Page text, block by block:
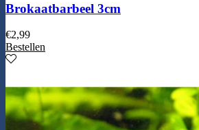
Brokaatbarbeel 3cm
€2,99
Bestellen